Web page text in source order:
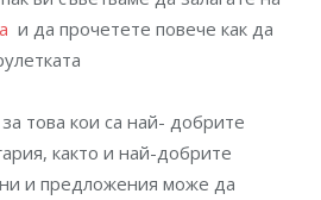
и да прочетете повече как да
това кои са най- добрите
както и най-добрите
и предложения може да